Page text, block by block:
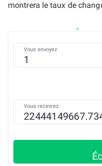
montrera le taux de
Vous envoyez
Vous recevrez